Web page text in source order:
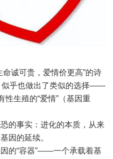
诚可贵，爱情价更高”的诗
似乎也做出了类似的选择——
性生殖的“爱情”（基因重
的事实：进化的本质，从来
因的延续。
的“容器”——一个承载着基